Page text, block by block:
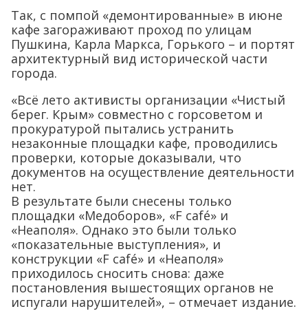
Так, с помпой «демонтированные» в июне
кафе загораживают проход по улицам
Пушкина, Карла Маркса, Горького – и портят
архитектурный вид исторической части
города.
«Всё лето активисты организации «Чистый
берег. Крым» совместно с горсоветом и
прокуратурой пытались устранить
незаконные площадки кафе, проводились
проверки, которые доказывали, что
документов на осуществление деятельности
нет.
В результате были снесены только
площадки «Медоборов», «F café» и
«Неаполя». Однако это были только
«показательные выступления», и
конструкции «F café» и «Неаполя»
приходилось сносить снова: даже
постановления вышестоящих органов не
испугали нарушителей», – отмечает издание.